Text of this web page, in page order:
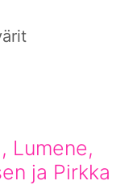
Lumene,
ja Pirkka